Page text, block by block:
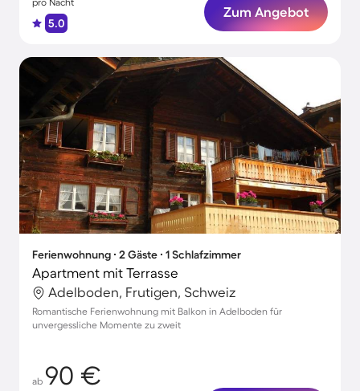
5.0
Zum Angebot
Ferienwohnung ∙ 2 Gäste ∙ 1 Schlafzimmer
Apartment mit Terrasse
Adelboden, Frutigen, Schweiz
Romantische Ferienwohnung mit Balkon in Adelboden für
unvergessliche Momente zu zweit
ab 90 €